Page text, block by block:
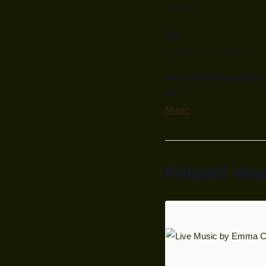
18. Mai
Zeit:
9:00 p.m. - 11:30 p.m.
Veranstaltungskatego
rie:
Music
Related